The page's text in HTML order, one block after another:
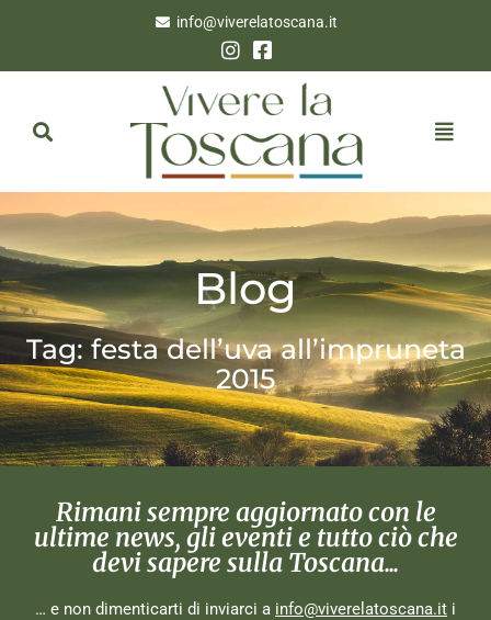
info@viverelatoscana.it
Blog
Tag: festa dell’uva all’impruneta
2015
Rimani sempre aggiornato con le
ultime news, gli eventi e tutto ciò che
devi sapere sulla Toscana...
… e non dimenticarti di inviarci a info@viverelatoscana.it i